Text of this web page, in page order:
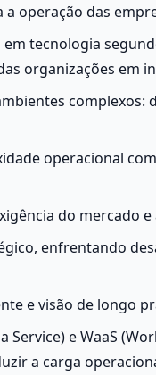
a operação das
tecnologia
organizações em
operacional
do mercado
enfrentando
e visão de longo
Service) e WaaS
a carga